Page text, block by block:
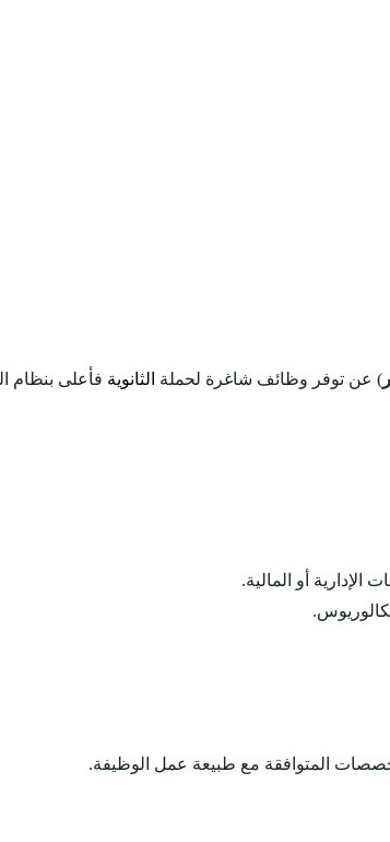
) عن توفر وظائف شاغرة لحملة الثانوية فأعلى بنظام
أو المالية.
المتوافقة مع طبيعة عمل الوظيفة.